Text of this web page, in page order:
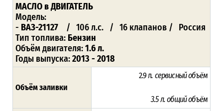
МАСЛО в ДВИГАТЕЛЬ
Модель:
- ВАЗ-21127 / 106 л.с. / 16 клапанов / Россия
Тип топлива: Бензин
Объём двигателя:1.6 л.
Годы выпуска:2013 - 2018
Объём заливки
2.9 л. сервисный объём
3.5 л. общий объём